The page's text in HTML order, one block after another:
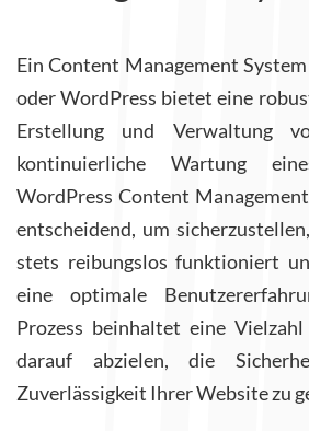
Ein Content Management
oder WordPress bietet eine
Erstellung und Verwaltung
kontinuierliche Wartung
WordPress Content
entscheidend, um
stets reibungslos funktioniert
eine optimale
Prozess beinhaltet eine
darauf abzielen, die
Zuverlässigkeit Ihrer Website zu